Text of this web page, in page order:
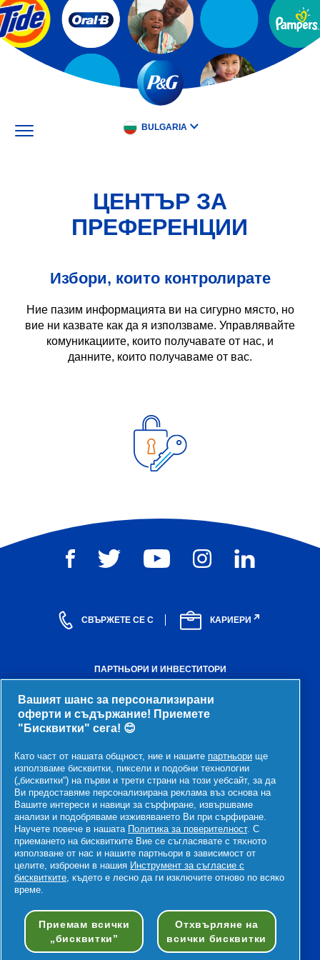
Skip
to
main
BULGARIA
ЦЕНТЪР ЗА
ПРЕФЕРЕНЦИИ
Избори, които контролирате
Ние пазим информацията ви на сигурно място, но
вие ни казвате как да я използваме. Управлявайте
комуникациите, които получавате от нас, и
данните, които получаваме от вас.
СВЪРЖЕТЕ СЕ С КАРИЕРИ
ПАРТНЬОРИ И ИНВЕСТИТОРИ
НАШАТА КОМПАНИЯ
Награди и признания Информационна зала
ЮРИДИЧЕСКИ
Поверителност Срокове и условия
Декларация за достъпност
© 2026 Procter & Gamble
Вашият шанс за персонализирани
оферти и съдържание! Приемете
"Бисквитки" сега! 😊
Като част от нашата общност, ние и нашите партньори ще
използваме бисквитки, пиксели и подобни технологии
(„бисквитки“) на първи и трети страни на този уебсайт, за да
Ви предоставяме персонализирана реклама въз основа на
Вашите интереси и навици за сърфиране, извършваме
анализи и подобряваме изживяването Ви при сърфиране.
Научете повече в нашата Политика за поверителност. С
приемането на бисквитките Вие се съгласявате с тяхното
използване от нас и нашите партньори в зависимост от
целите, изброени в нашия Инструмент за съгласие с
бисквитките, където е лесно да ги изключите отново по всяко
време.
Приемам всички
„бисквитки”
Отхвърляне на
всички бисквитки